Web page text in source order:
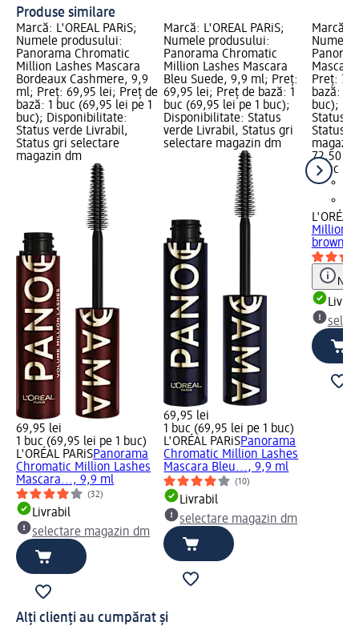
Produse similare
Marcă: L'ORÉAL PARiS;
Numele produsului:
Panorama Chromatic
Million Lashes Mascara
Bordeaux Cashmere, 9,9
ml; Preț: 69,95 lei; Preț de
bază: 1 buc (69,95 lei pe 1
buc); Disponibilitate:
Status verde Livrabil,
Status gri selectare
magazin dm
69,95 lei
1 buc (69,95 lei pe 1 buc)
L'ORÉAL PARiSPanorama
Chromatic Million Lashes
Mascara..., 9,9 ml
(32)
Livrabil
selectare magazin dm
Marcă: L'ORÉAL PARiS;
Numele produsului:
Panorama Chromatic
Million Lashes Mascara
Bleu Suede, 9,9 ml; Preț:
69,95 lei; Preț de bază: 1
buc (69,95 lei pe 1 buc);
Disponibilitate: Status
verde Livrabil, Status gri
selectare magazin dm
69,95 lei
1 buc (69,95 lei pe 1 buc)
L'ORÉAL PARiSPanorama
Chromatic Million Lashes
Mascara Bleu..., 9,9 ml
(10)
Livrabil
selectare magazin dm
Marcă:
Numele
Preț:
bază: 1
buc);
Status
Status
72,50 lei
1 buc
L'ORÉAL
Million
brown,
Notă
Alți clienți au cumpărat și